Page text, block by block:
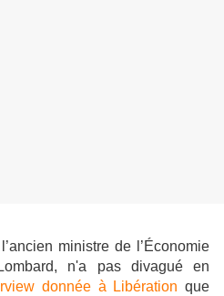
ministre de l’Économie
n'a pas divagué en
donnée à Libération que